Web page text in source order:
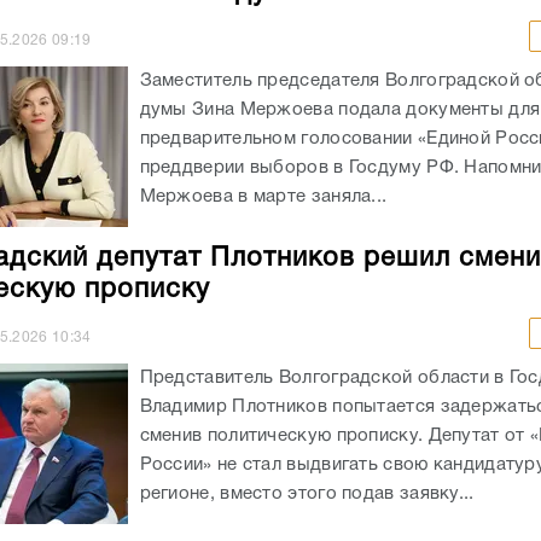
09:19
Заместитель председателя Волгоградской
думы Зина Мержоева подала документы для
предварительном голосовании «Единой
преддверии выборов в Госдуму РФ.
Мержоева в марте заняла...
депутат Плотников решил
прописку
10:34
Представитель Волгоградской области в
Владимир Плотников попытается
сменив политическую прописку. Депутат от
России» не стал выдвигать свою
регионе, вместо этого подав заявку...